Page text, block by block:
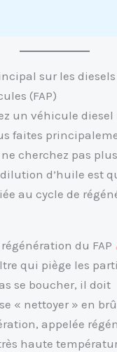
sur les
(FAP)
un véhicule diesel
faites
cherchez pas
d’huile est
au cycle de
du FAP
qui piège les
se boucher, il doit
« nettoyer » en
appelée
haute